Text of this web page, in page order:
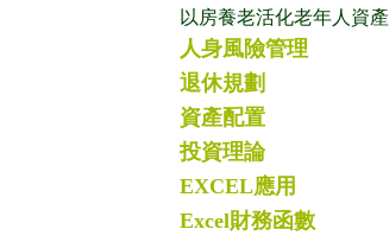
以房養老活化老年人資產
人身風險管理
退休規劃
資產配置
投資理論
EXCEL應用
Excel財務函數